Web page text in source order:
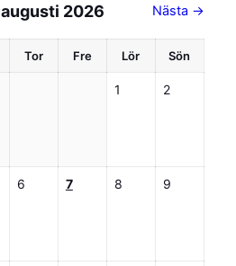
augusti 2026 Nästa →
Tor Fre Lör Sön
1 2
6 7 8 9